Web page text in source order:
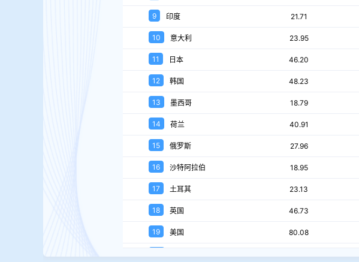
9 印度 21.71
10 意大利 23.95
11 日本 46.20
12 韩国 48.23
13 墨西哥 18.79
14 荷兰 40.91
15 俄罗斯 27.96
16 沙特阿拉伯 18.95
17 土耳其 23.13
18 英国 46.73
19 美国 80.08